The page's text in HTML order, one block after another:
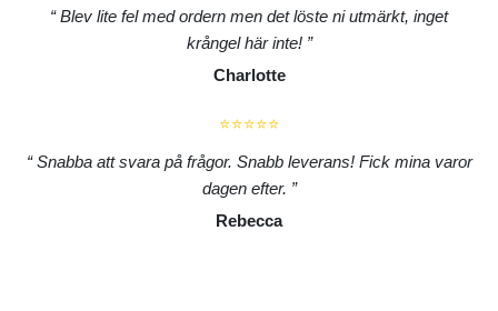
Blev lite fel med ordern men det löste ni utmärkt, inget
krångel här inte!
Charlotte
⭐⭐⭐⭐⭐
Snabba att svara på frågor. Snabb leverans! Fick mina varor
dagen efter.
Rebecca